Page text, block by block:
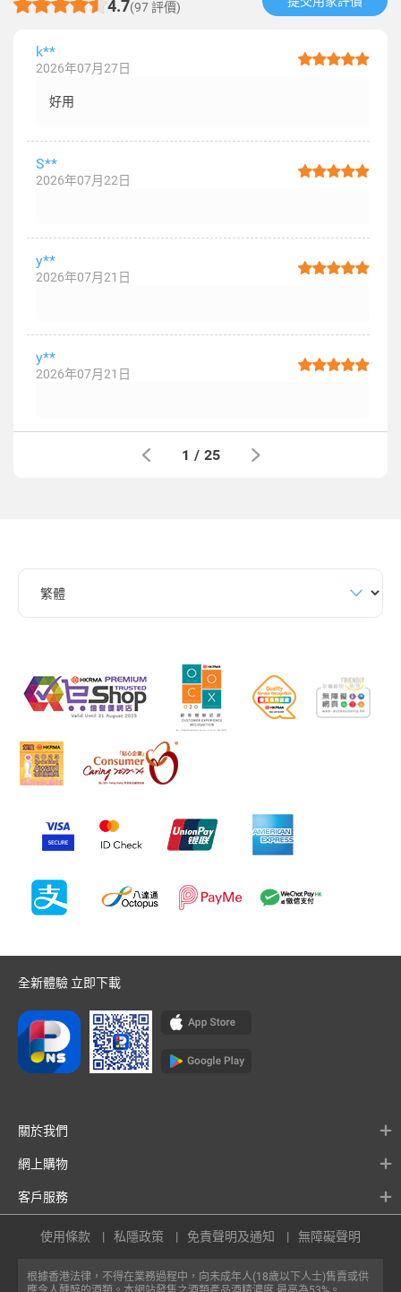
4.7(97 評價)
k**
2026年07月27日
好用
S**
2026年07月22日
y**
2026年07月21日
y**
2026年07月21日
1 / 25
全新體驗 立即下載
關於我們
網上購物
客戶服務
根據香港法律，不得在業務過程中，向未成年人(18歲以下人士)售賣或供
使用條款 私隱政策 免責聲明及通知 無障礙聲明